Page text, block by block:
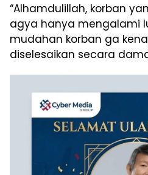
“Alhamdulillah, korban
agya hanya mengalami
mudahan korban ga
diselesaikan secara